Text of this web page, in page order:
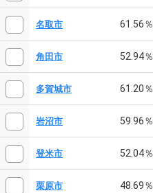
名取市 61.56％
角田市 52.94％
多賀城市 61.20％
岩沼市 59.96％
登米市 52.04％
栗原市 48.69％